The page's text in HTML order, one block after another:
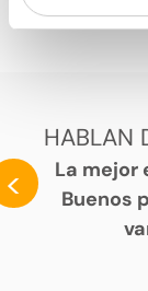
HABLAN
<
La mejor
Buenos